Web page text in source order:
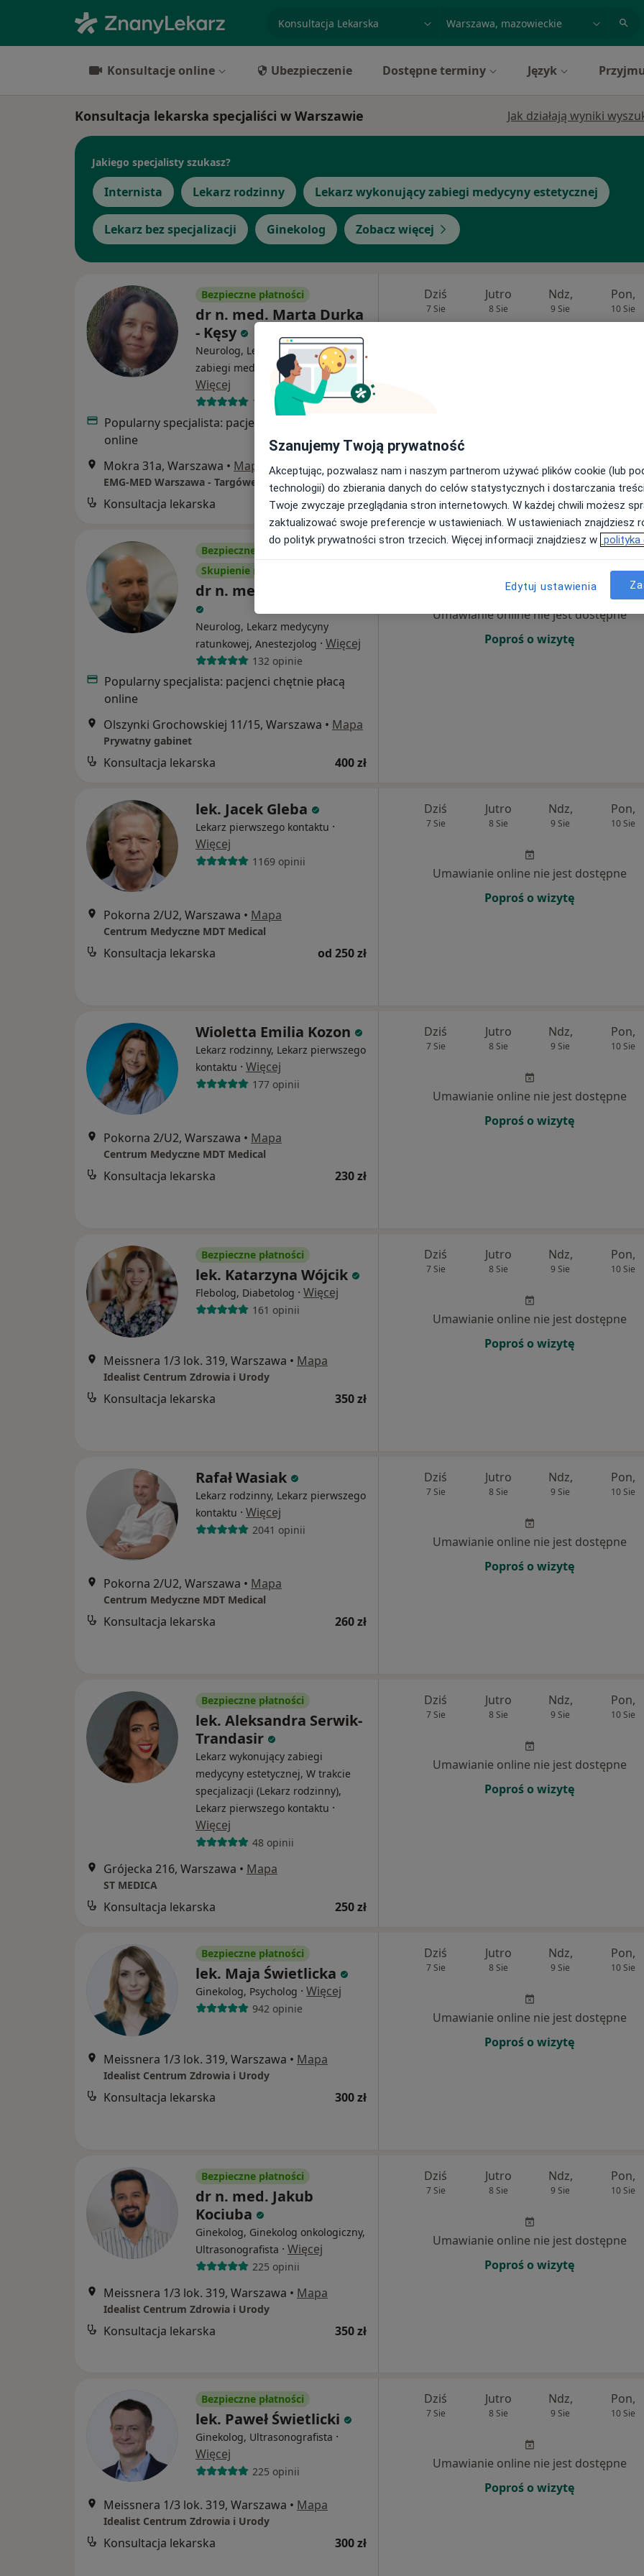
Konsultacje online Ubezpieczenie Dostępne terminy Język
Konsultacja lekarska specjaliści w Warszawie Jak działają wyniki
Jakiego specjalisty szukasz?
Internista Lekarz rodzinny Lekarz wykonujący zabiegi medycyny estetycznej
Lekarz bez specjalizacji Ginekolog Zobacz więcej
Bezpieczne płatności
dr n. med. Marta Durka
- Kęsy
Neurolog, Lekarz wykonujący
zabiegi medycyny estetycznej·
Więcej
103 opinie
Popularny specjalista: pacjenci chętnie płacą
online
Mokra 31a, Warszawa • Mapa
EMG-MED Warszawa - Targówek
Konsultacja lekarska od 290 zł
Dziś
7 Sie
Jutro
8 Sie
Ndz,
9 Sie
Pon,
10 Sie
Bezpieczne płatności
Skupienie na pacjencie
dr n. med. Paweł Gogol
Neurolog, Lekarz medycyny
ratunkowej, Anestezjolog · Więcej
132 opinie
Popularny specjalista: pacjenci chętnie płacą
online
Olszynki Grochowskiej 11/15, Warszawa • Mapa
Prywatny gabinet
Konsultacja lekarska 400 zł
Ndz, Pon,
Umawianie online nie jest dostępne
Poproś o wizytę
lek. Jacek Gleba
Lekarz pierwszego kontaktu ·
Więcej
1169 opinii
Pokorna 2/U2, Warszawa • Mapa
Centrum Medyczne MDT Medical
Konsultacja lekarska od 250 zł
Dziś
7 Sie
Jutro
8 Sie
Ndz,
9 Sie
Pon,
10 Sie
Umawianie online nie jest dostępne
Poproś o wizytę
Wioletta Emilia Kozon
Lekarz rodzinny, Lekarz pierwszego
kontaktu · Więcej
177 opinii
Pokorna 2/U2, Warszawa • Mapa
Centrum Medyczne MDT Medical
Konsultacja lekarska 230 zł
Dziś
7 Sie
Jutro
8 Sie
Ndz,
9 Sie
Pon,
10 Sie
Umawianie online nie jest dostępne
Poproś o wizytę
Bezpieczne płatności
lek. Katarzyna Wójcik
Flebolog, Diabetolog · Więcej
161 opinii
Meissnera 1/3 lok. 319, Warszawa • Mapa
Idealist Centrum Zdrowia i Urody
Konsultacja lekarska 350 zł
Dziś
7 Sie
Jutro
8 Sie
Ndz,
9 Sie
Pon,
10 Sie
Umawianie online nie jest dostępne
Poproś o wizytę
Rafał Wasiak
Lekarz rodzinny, Lekarz pierwszego
kontaktu · Więcej
2041 opinii
Pokorna 2/U2, Warszawa • Mapa
Centrum Medyczne MDT Medical
Konsultacja lekarska 260 zł
Dziś
7 Sie
Jutro
8 Sie
Ndz,
9 Sie
Pon,
10 Sie
Umawianie online nie jest dostępne
Poproś o wizytę
Bezpieczne płatności
lek. Aleksandra Serwik-
Trandasir
Lekarz wykonujący zabiegi
medycyny estetycznej, W trakcie
specjalizacji (Lekarz rodzinny),
Lekarz pierwszego kontaktu ·
Więcej
48 opinii
Grójecka 216, Warszawa • Mapa
ST MEDICA
Konsultacja lekarska 250 zł
Dziś
7 Sie
Jutro
8 Sie
Ndz,
9 Sie
Pon,
10 Sie
Umawianie online nie jest dostępne
Poproś o wizytę
Bezpieczne płatności
lek. Maja Świetlicka
Ginekolog, Psycholog · Więcej
942 opinie
Meissnera 1/3 lok. 319, Warszawa • Mapa
Idealist Centrum Zdrowia i Urody
Konsultacja lekarska 300 zł
Dziś
7 Sie
Jutro
8 Sie
Ndz,
9 Sie
Pon,
10 Sie
Umawianie online nie jest dostępne
Poproś o wizytę
Bezpieczne płatności
dr n. med. Jakub
Kociuba
Ginekolog, Ginekolog onkologiczny,
Ultrasonografista · Więcej
225 opinii
Meissnera 1/3 lok. 319, Warszawa • Mapa
Idealist Centrum Zdrowia i Urody
Konsultacja lekarska 350 zł
Dziś
7 Sie
Jutro
8 Sie
Ndz,
9 Sie
Pon,
10 Sie
Umawianie online nie jest dostępne
Poproś o wizytę
Bezpieczne płatności
lek. Paweł Świetlicki
Ginekolog, Ultrasonografista ·
Więcej
225 opinii
Meissnera 1/3 lok. 319, Warszawa • Mapa
Idealist Centrum Zdrowia i Urody
Konsultacja lekarska 300 zł
Dziś
7 Sie
Jutro
8 Sie
Ndz,
9 Sie
Pon,
10 Sie
Umawianie online nie jest dostępne
Poproś o wizytę
Szanujemy Twoją prywatność
Akceptując, pozwalasz nam i naszym partnerom używać plików cookie (lub
technologii) do zbierania danych do celów statystycznych i dostarczania
Twoje zwyczaje przeglądania stron internetowych. W każdej chwili możesz
zaktualizować swoje preferencje w ustawieniach. W ustawieniach znajdziesz
do polityk prywatności stron trzecich. Więcej informacji znajdziesz w polityka
Edytuj ustawienia